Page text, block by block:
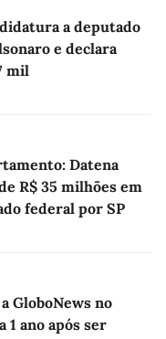
a deputado
e declara
mil
Datena
R$ 35 milhões em
federal por SP
GloboNews no
1 ano após ser